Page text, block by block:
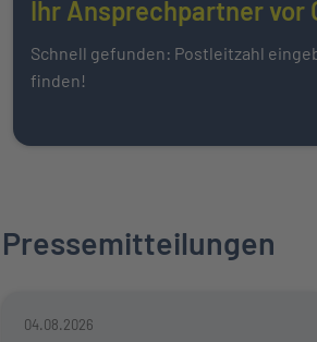
Ihr Ansprechpartner vor
Schnell gefunden: Postleitzahl
finden!
Pressemitteilungen
04.08.2026